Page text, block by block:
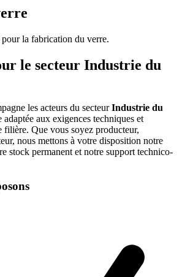
la fabrication du verre.
le secteur Industrie du
les acteurs du secteurIndustrie du
adaptée aux exigences techniques et
filière. Que vous soyez producteur,
nous mettons à votre disposition notre
stock permanent et notre support technico-